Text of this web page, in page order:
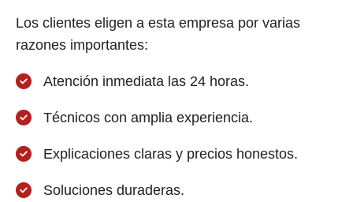
Los clientes eligen a esta empresa por varias
razones importantes:
Atención inmediata las 24 horas.
Técnicos con amplia experiencia.
Explicaciones claras y precios honestos.
Soluciones duraderas.